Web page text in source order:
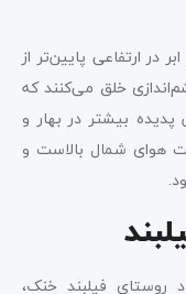
ارتفاعی پایین‌تر از
خلق می‌کنند که
بیشتر در بهار و
هوای شمال بالاست و
روستای فیلبند خنک،